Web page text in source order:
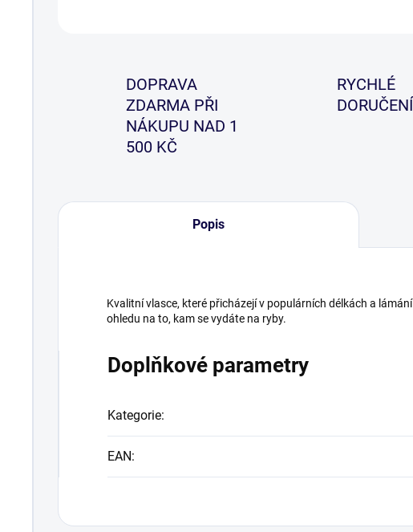
DOPRAVA
ZDARMA PŘI
NÁKUPU NAD 1
500 KČ
RYCHLÉ
DORUČENÍ
Popis
Kvalitní vlasce, které přicházejí v populárních délkách a
ohledu na to, kam se vydáte na ryby.
Doplňkové parametry
Kategorie:
EAN: